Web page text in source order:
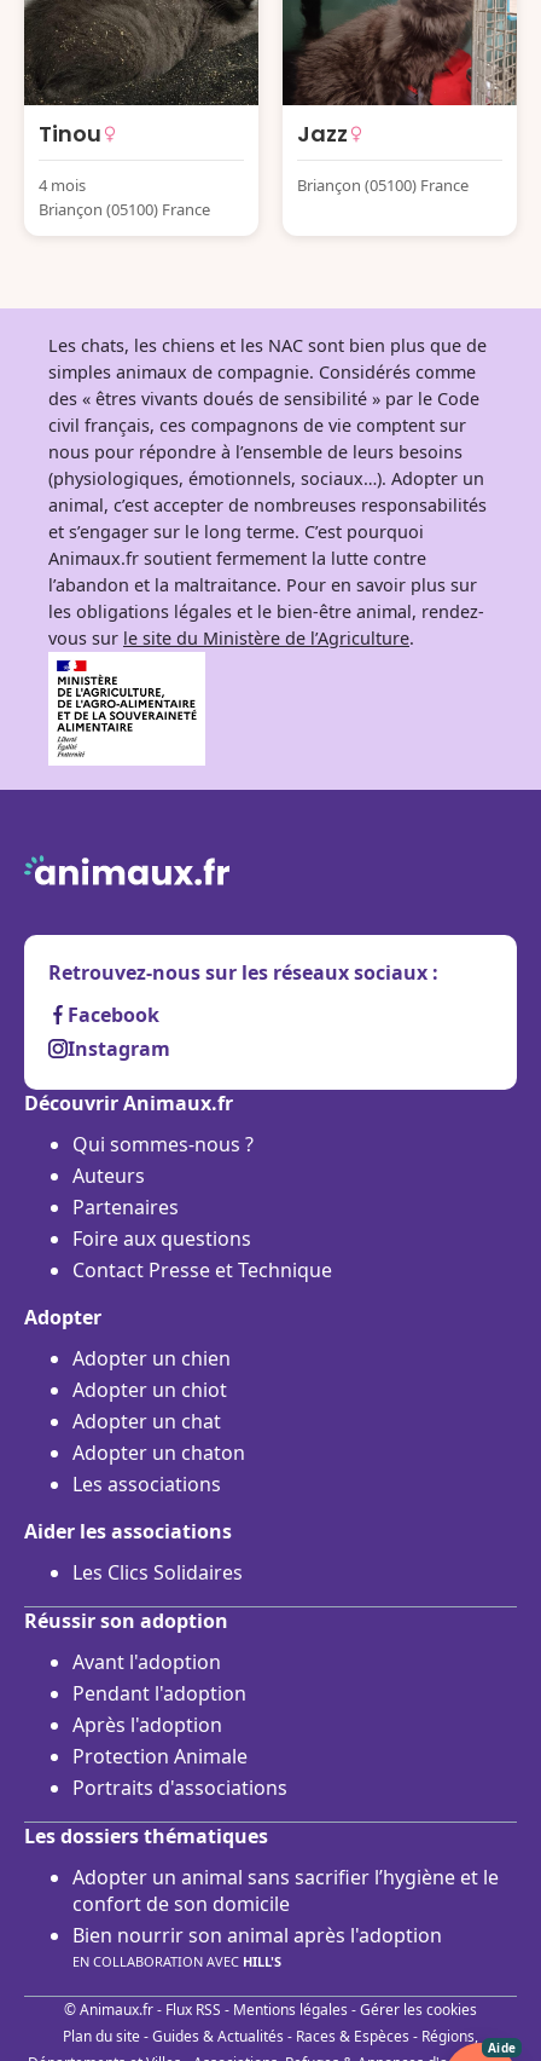
Tinou
4 mois
Briançon (05100) France
Jazz
Briançon (05100) France
Les chats, les chiens et les NAC sont bien plus que de
simples animaux de compagnie. Considérés comme
des « êtres vivants doués de sensibilité » par le Code
civil français, ces compagnons de vie comptent sur
nous pour répondre à l’ensemble de leurs besoins
(physiologiques, émotionnels, sociaux…). Adopter un
animal, c’est accepter de nombreuses responsabilités
et s’engager sur le long terme. C’est pourquoi
Animaux.fr soutient fermement la lutte contre
l’abandon et la maltraitance. Pour en savoir plus sur
les obligations légales et le bien-être animal, rendez-
vous sur le site du Ministère de l’Agriculture.
Retrouvez-nous sur les réseaux sociaux :
Facebook
Instagram
Découvrir Animaux.fr
Qui sommes-nous ?
Auteurs
Partenaires
Foire aux questions
Contact Presse et Technique
Adopter
Adopter un chien
Adopter un chiot
Adopter un chat
Adopter un chaton
Les associations
Aider les associations
Les Clics Solidaires
Réussir son adoption
Avant l'adoption
Pendant l'adoption
Après l'adoption
Protection Animale
Portraits d'associations
Les dossiers thématiques
Adopter un animal sans sacrifier l’hygiène et le
confort de son domicile
Bien nourrir son animal après l'adoption
EN COLLABORATION AVEC HILL'S
© Animaux.fr - Flux RSS - Mentions légales -Gérer les cookies
Plan du site-Guides & Actualités - Races & Espèces - Régions,
Aide